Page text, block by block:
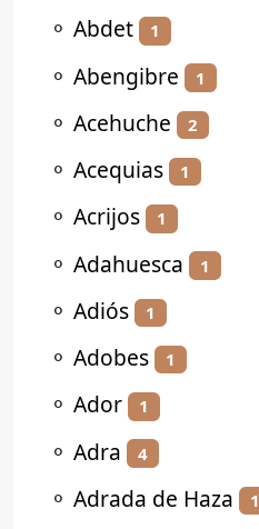
⚬ Abdet 1
⚬ Abengibre 1
⚬ Acehuche 2
⚬ Acequias 1
⚬ Acrijos 1
⚬ Adahuesca 1
⚬ Adiós 1
⚬ Adobes 1
⚬ Ador 1
⚬ Adra 4
⚬ Adrada de Haza 1